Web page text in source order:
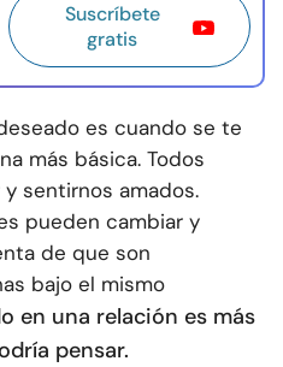
Suscríbete
gratis
es cuando se te
más básica. Todos
sentirnos amados.
pueden cambiar y
de que son
bajo el mismo
en una relación es más
pensar.